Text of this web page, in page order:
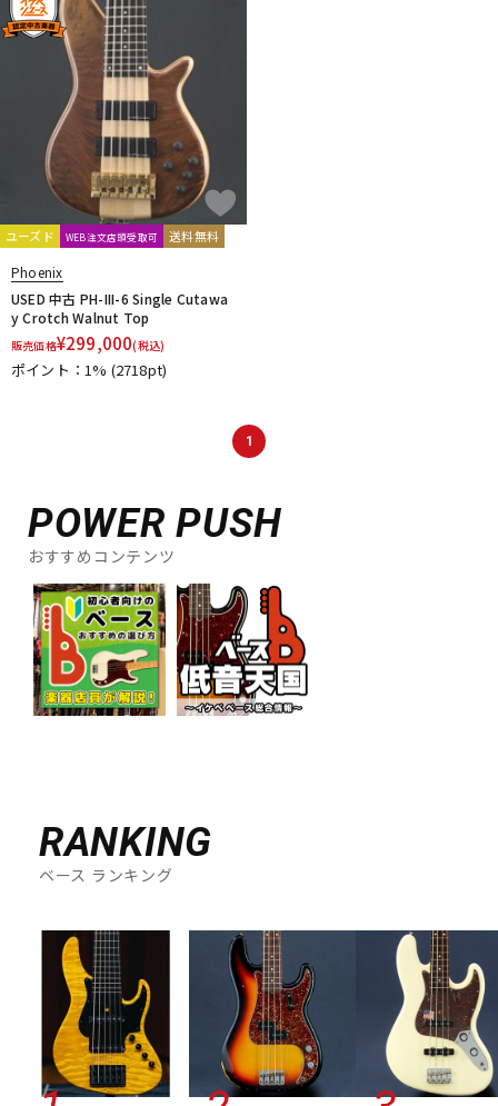
ユーズド WEB注文店頭受取可 送料無料
Phoenix
USED 中古 PH-III-6 Single Cutawa
y Crotch Walnut Top
販売価格¥299,000(税込)
ポイント：1% (2718pt)
1
POWER PUSH
おすすめコンテンツ
RANKING
ベース ランキング